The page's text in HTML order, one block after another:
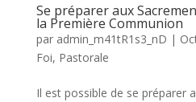
Se préparer aux
la Première Communion
par admin_m41tR1s3_nD |
Foi, Pastorale
Il est possible de se préparer